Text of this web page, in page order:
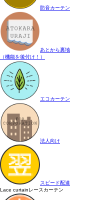
防音カーテン
あとから裏地
（機能を後付け！）
エコカーテン
法人向け
スピード配達
Lace curtainレースカーテン